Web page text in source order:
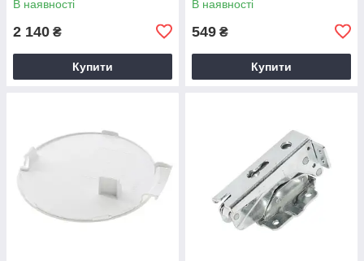
В наявності
2 140 ₴
Купити
В наявності
549 ₴
Купити